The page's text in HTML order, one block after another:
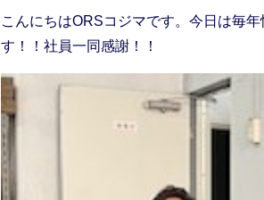
こんにちはORSコジマです。今日は毎
す！！社員一同感謝！！